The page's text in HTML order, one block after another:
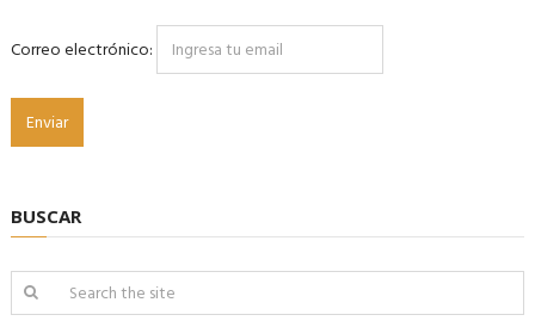
Correo electrónico:
BUSCAR